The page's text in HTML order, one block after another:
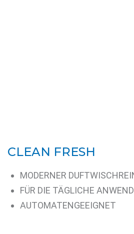
CLEAN FRESH
MODERNER
FÜR DIE TÄGLICHE
AUTOMATENGEEIGNET